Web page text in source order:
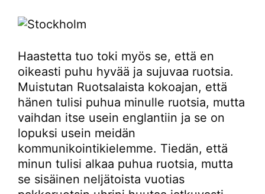
Haastetta tuo toki myös se, että en
oikeasti puhu hyvää ja sujuvaa ruotsia.
Muistutan Ruotsalaista kokoajan, että
hänen tulisi puhua minulle ruotsia, mutta
vaihdan itse usein englantiin ja se on
lopuksi usein meidän
kommunikointikielemme. Tiedän, että
minun tulisi alkaa puhua ruotsia, mutta
se sisäinen neljätoista vuotias